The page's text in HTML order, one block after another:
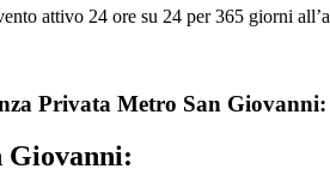
attivo 24 ore su 24 per 365 giorni
Privata Metro San Giovanni:
Giovanni: